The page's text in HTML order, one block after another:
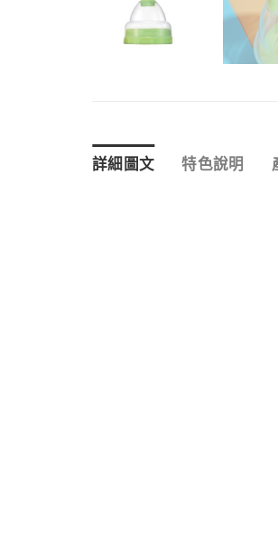
詳細圖文 特色說明